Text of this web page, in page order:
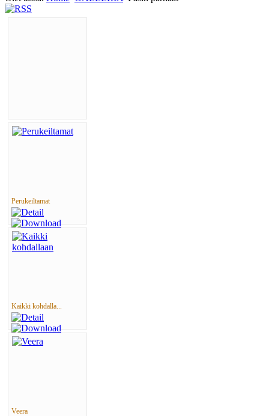
Perukeiltamat
Kaikki kohdalla...
Veera